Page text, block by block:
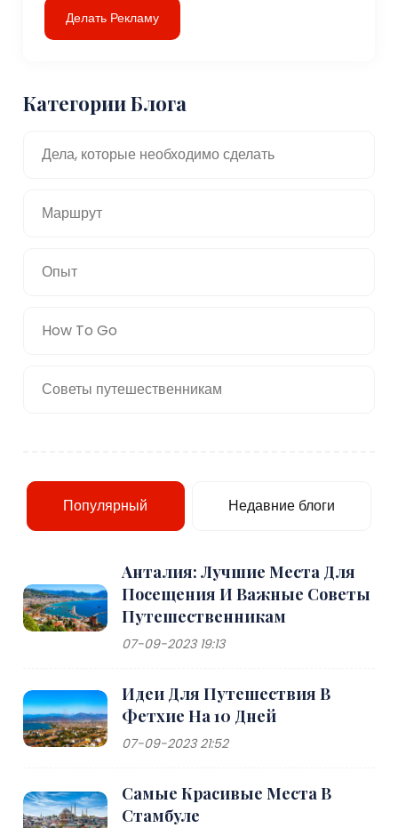
Делать Рекламу
Категории Блога
Дела, которые необходимо сделать
Маршрут
Опыт
How To Go
Советы путешественникам
Популярный Недавние блоги
Анталия: Лучшие Места Для
Посещения И Важные Советы
Путешественникам
07-09-2023 19:13
Идеи Для Путешествия В
Фетхие На 10 Дней
07-09-2023 21:52
Самые Красивые Места В
Стамбуле